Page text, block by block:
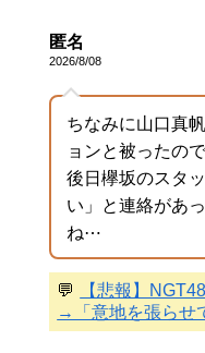
匿名
2026/8/08
ちなみに山口真
ョンと被ったの
後日欅坂のスタ
い」と連絡があ
ね⋯
💬
【悲報】
→「意地を張らせ